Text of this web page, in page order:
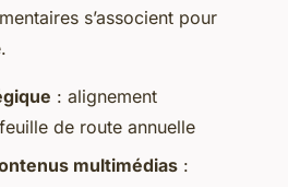
s’associent pour
: alignement
de route annuelle
multimédias :